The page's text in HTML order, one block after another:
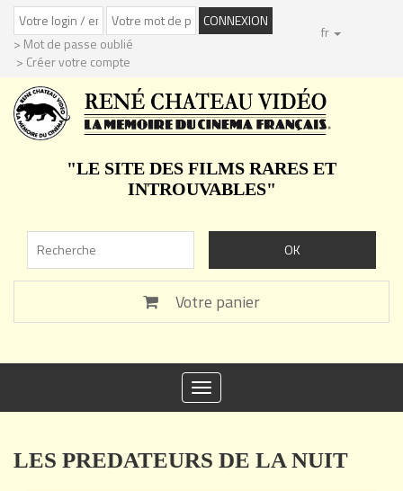
> Mot de passe oublié
> Créer votre compte
fr
"LE SITE DES FILMS RARES ET
INTROUVABLES"
Votre panier
Toggle
navigation
LES PREDATEURS DE LA NUIT